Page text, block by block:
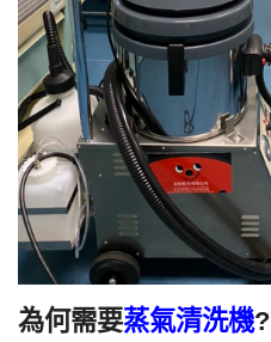
為何需要蒸氣清洗機?